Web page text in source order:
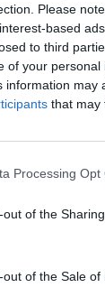
Please
based
to third
of your personal
information may
that may
Processing Opt
of the
of the Sale of
Google News
της
στο